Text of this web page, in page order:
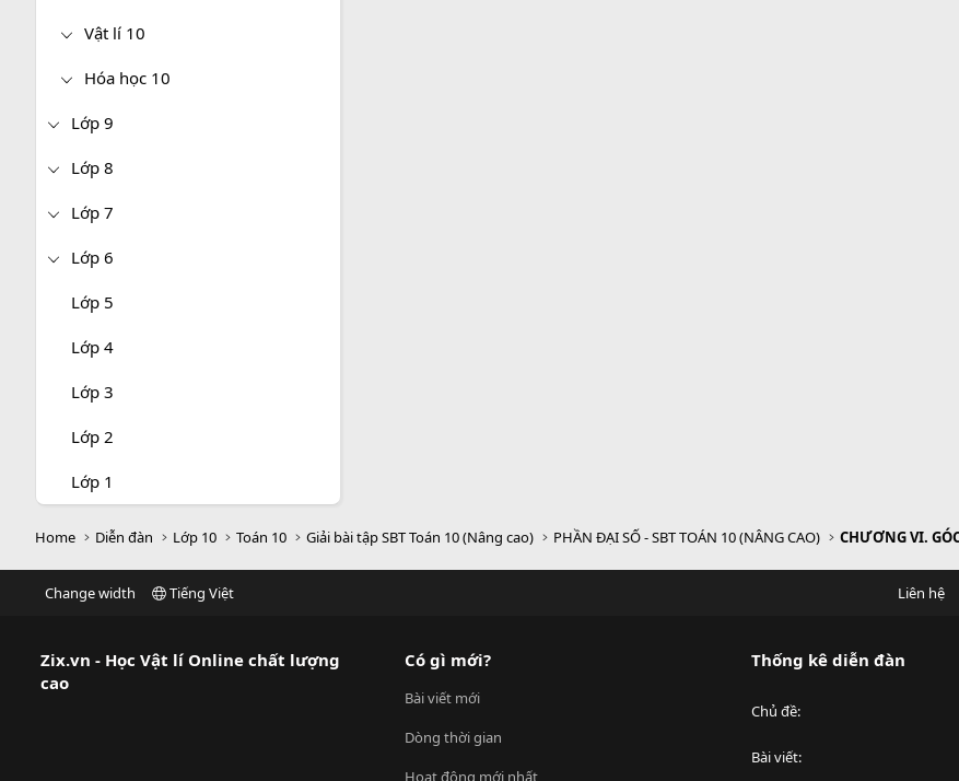
Vật lí 10
Hóa học 10
Lớp 9
Lớp 8
Lớp 7
Lớp 6
Lớp 5
Lớp 4
Lớp 3
Lớp 2
Lớp 1
Home Diễn đàn Lớp 10 Toán 10 Giải bài tập SBT Toán 10 (Nâng cao) PHẦN ĐẠI SỐ - SBT TOÁN 10 (NÂNG CAO)
Change width Tiếng Việt Liên hệ
Zix.vn - Học Vật lí Online chất lượng
cao
Có gì mới?
Bài viết mới
Dòng thời gian
Hoạt động mới nhất
Thống kê diễn đàn
Chủ đề
Bài viết